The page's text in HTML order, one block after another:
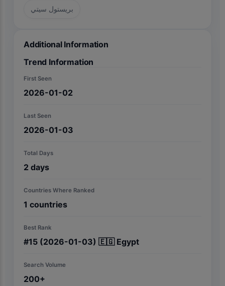
بريستول سيتي
Additional Information
Trend Information
First Seen
2026-01-02
Last Seen
2026-01-03
Total Days
2 days
Countries Where Ranked
1 countries
Best Rank
#15 (2026-01-03) 🇪🇬 Egypt
Search Volume
200+